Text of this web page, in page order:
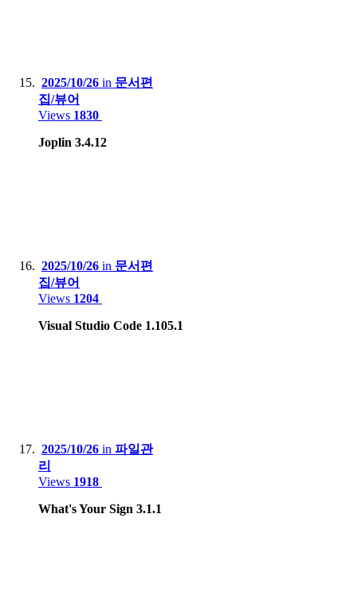
2025/10/26 in 문서편
집/뷰어
Views 1830
Joplin 3.4.12
2025/10/26 in 문서편
집/뷰어
Views 1204
Visual Studio Code 1.105.1
2025/10/26 in 파일관
리
Views 1918
What's Your Sign 3.1.1